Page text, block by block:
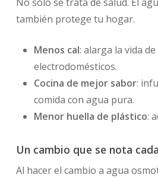
también protege tu hogar.
Menos cal: alarga la vida
electrodomésticos.
Cocina de mejor sabor:
comida con agua pura.
Menor huella de plástico:
Un cambio que se nota
Al hacer el cambio a agua